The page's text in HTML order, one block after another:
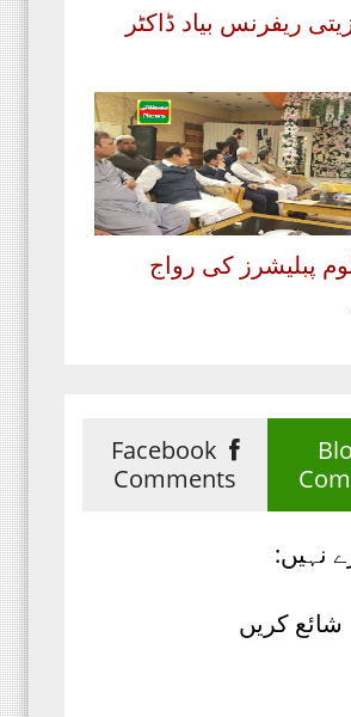
ریفرنس بیاد ڈاکٹر
پبلیشرز کی رواج
Facebook
Comments
نہیں:
شائع کریں